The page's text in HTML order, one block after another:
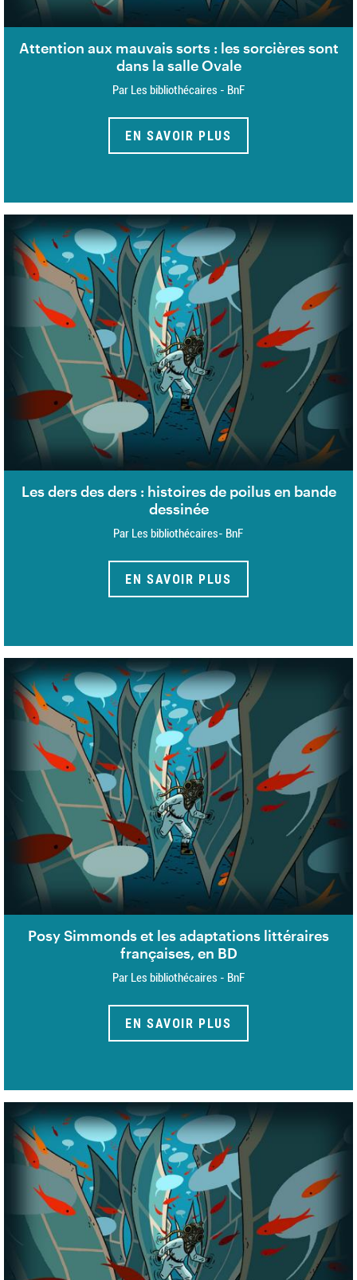
Attention aux mauvais sorts : les sorcières sont
dans la salle Ovale
Par Les bibliothécaires - BnF
EN SAVOIR PLUS
Les ders des ders : histoires de poilus en bande
dessinée
Par Les bibliothécaires- BnF
EN SAVOIR PLUS
Posy Simmonds et les adaptations littéraires
françaises, en BD
Par Les bibliothécaires - BnF
EN SAVOIR PLUS